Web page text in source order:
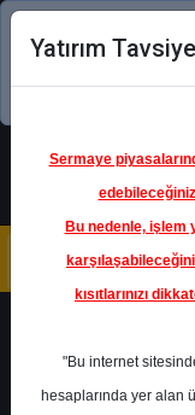
Şimdi
Yatırım
Sermaye
Bu nedenle, işlem
kısıtlarınızı
"Bu internet
hesaplarında yer alan